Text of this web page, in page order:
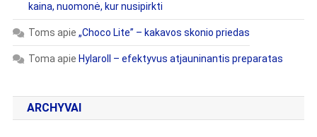
kaina, nuomonė, kur nusipirkti
Toms apie „Choco Lite” – kakavos skonio priedas
Tomaapie Hylaroll – efektyvus atjauninantis preparatas
ARCHYVAI